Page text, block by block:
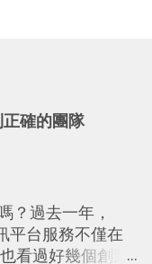
確的團隊
？過去一年，
平台服務不僅在
看過好幾個創業